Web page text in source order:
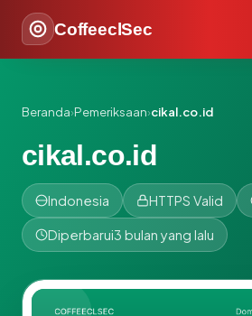
CoffeeclSec
Beranda›Pemeriksaan›cikal.co.id
cikal.co.id
Indonesia HTTPS Valid
Diperbarui3 bulan yang lalu